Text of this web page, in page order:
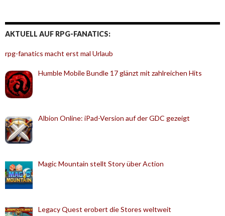
AKTUELL AUF RPG-FANATICS:
rpg-fanatics macht erst mal Urlaub
Humble Mobile Bundle 17 glänzt mit zahlreichen Hits
Albion Online: iPad-Version auf der GDC gezeigt
Magic Mountain stellt Story über Action
Legacy Quest erobert die Stores weltweit